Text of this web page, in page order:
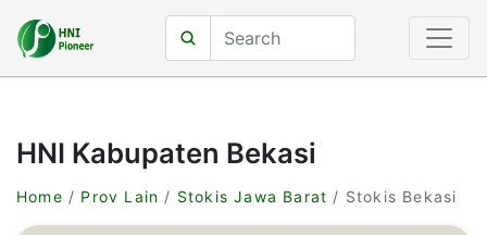
HNI Kabupaten Bekasi
Home / Prov Lain / Stokis Jawa Barat / Stokis Bekasi